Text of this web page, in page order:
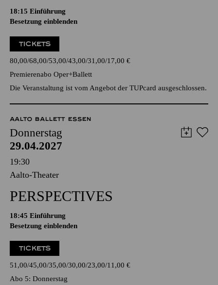
18:15 Einführung
Besetzung einblenden
TICKETS
80,00 68,00 53,00 43,00 31,00 17,00 €
Premierenabo Oper+Ballett
Die Veranstaltung ist vom Angebot der TUPcard ausgeschlossen.
AALTO BALLETT ESSEN
Donnerstag
29.04.2027
19:30
Aalto-Theater
PERSPECTIVES
18:45 Einführung
Besetzung einblenden
TICKETS
51,00 45,00 35,00 30,00 23,00 11,00 €
Abo 5: Donnerstag